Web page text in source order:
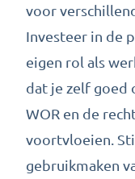
voor
Investeer in de
eigen rol als
dat je zelf goed
WOR en de
voortvloeien.
gebruikmaken